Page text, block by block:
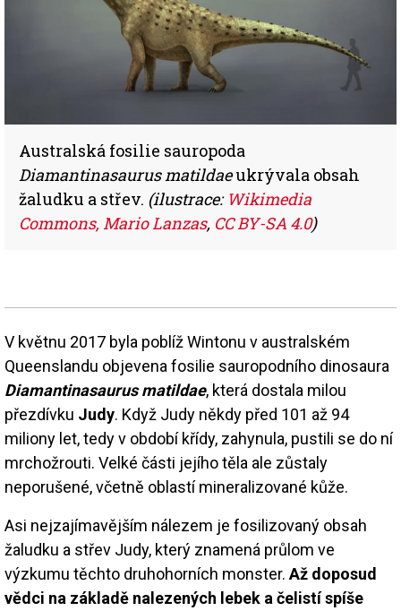
Australská fosilie sauropoda
Diamantinasaurus matildaeukrývala obsah
žaludku a střev. (ilustrace: Wikimedia
Commons, Mario Lanzas, CC BY-SA 4.0)
V květnu 2017 byla poblíž Wintonu v australském
Queenslandu objevena fosilie sauropodního dinosaura
Diamantinasaurus matildae, která dostala milou
přezdívku Judy. Když Judy někdy před 101 až 94
miliony let, tedy v období křídy, zahynula, pustili se do ní
mrchožrouti. Velké části jejího těla ale zůstaly
neporušené, včetně oblastí mineralizované kůže.
Asi nejzajímavějším nálezem je fosilizovaný obsah
žaludku a střev Judy, který znamená průlom ve
výzkumu těchto druhohorních monster. Až doposud
vědci na základě nalezených lebek a čelistí spíše